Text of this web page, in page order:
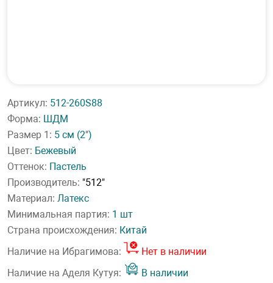
Артикул: 512-260S88
Форма: ШДМ
Размер 1: 5 см (2")
Цвет: Бежевый
Оттенок: Пастель
Производитель: "512"
Материал: Латекс
Минимальная партия: 1 шт
Страна происхождения: Китай
Наличие на Ибрагимова:
Нет в наличии
Наличие на Аделя Кутуя:
В наличии